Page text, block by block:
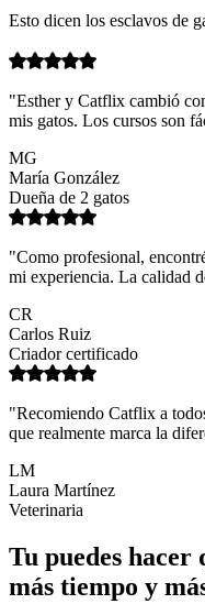
Esto dicen los esclavos de
"Esther y Catflix cambió
mis gatos. Los cursos son
MG
María González
Dueña de 2 gatos
"Como profesional,
mi experiencia. La calidad
CR
Carlos Ruiz
Criador certificado
"Recomiendo Catflix a
que realmente marca la
LM
Laura Martínez
Veterinaria
Tu puedes hacer
más tiempo y